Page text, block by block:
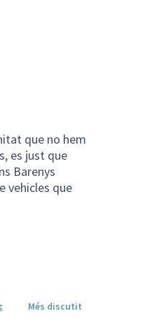
que no hem
es just que
Barenys
vehicles que
Més discutit